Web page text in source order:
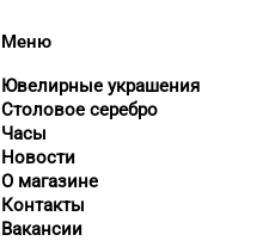
Меню
Ювелирные украшения
Столовое серебро
Часы
Новости
О магазине
Контакты
Вакансии